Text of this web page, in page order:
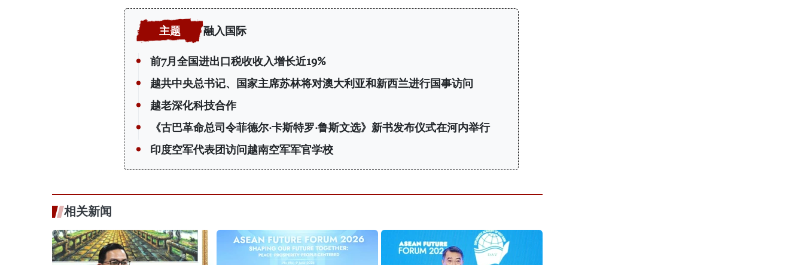
融入国际
前7月全国进出口税收收入增长近19%
越共中央总书记、国家主席苏林将对澳大利亚和新西兰进行国事访问
越老深化科技合作
《古巴革命总司令菲德尔·卡斯特罗·鲁斯文选》新书发布仪式在河内举行
印度空军代表团访问越南空军军官学校
相关新闻